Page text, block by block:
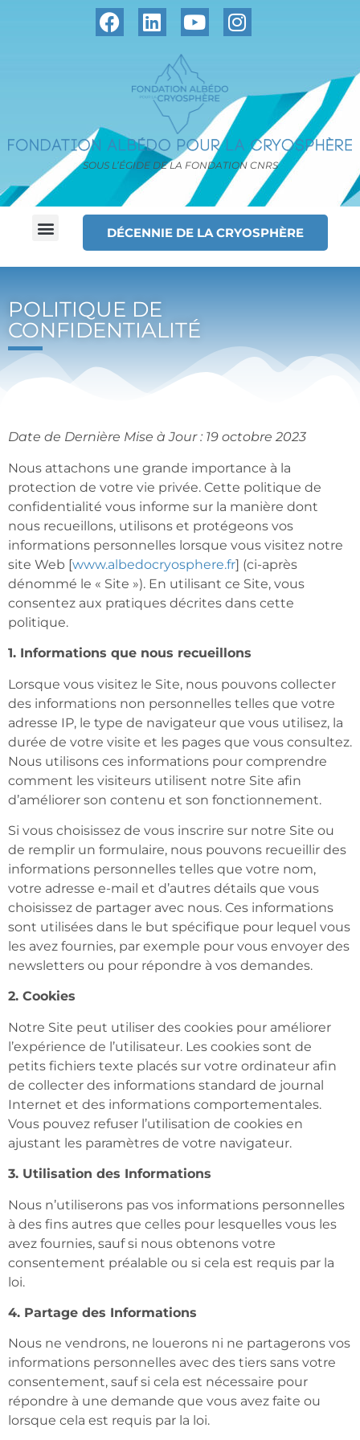
SOUS L’ÉGIDE DE LA FONDATION CNRS
DÉCENNIE DE LA CRYOSPHÈRE
POLITIQUE DE
CONFIDENTIALITÉ
Date de Dernière Mise à Jour : 19 octobre 2023
Nous attachons une grande importance à la
protection de votre vie privée. Cette politique de
confidentialité vous informe sur la manière dont
nous recueillons, utilisons et protégeons vos
informations personnelles lorsque vous visitez notre
site Web [www.albedocryosphere.fr] (ci-après
dénommé le « Site »). En utilisant ce Site, vous
consentez aux pratiques décrites dans cette
politique.
1. Informations que nous recueillons
Lorsque vous visitez le Site, nous pouvons collecter
des informations non personnelles telles que votre
adresse IP, le type de navigateur que vous utilisez, la
durée de votre visite et les pages que vous consultez.
Nous utilisons ces informations pour comprendre
comment les visiteurs utilisent notre Site afin
d’améliorer son contenu et son fonctionnement.
Si vous choisissez de vous inscrire sur notre Site ou
de remplir un formulaire, nous pouvons recueillir des
informations personnelles telles que votre nom,
votre adresse e-mail et d’autres détails que vous
choisissez de partager avec nous. Ces informations
sont utilisées dans le but spécifique pour lequel vous
les avez fournies, par exemple pour vous envoyer des
newsletters ou pour répondre à vos demandes.
2. Cookies
Notre Site peut utiliser des cookies pour améliorer
l’expérience de l’utilisateur. Les cookies sont de
petits fichiers texte placés sur votre ordinateur afin
de collecter des informations standard de journal
Internet et des informations comportementales.
Vous pouvez refuser l’utilisation de cookies en
ajustant les paramètres de votre navigateur.
3. Utilisation des Informations
Nous n’utiliserons pas vos informations personnelles
à des fins autres que celles pour lesquelles vous les
avez fournies, sauf si nous obtenons votre
consentement préalable ou si cela est requis par la
loi.
4. Partage des Informations
Nous ne vendrons, ne louerons ni ne partagerons vos
informations personnelles avec des tiers sans votre
consentement, sauf si cela est nécessaire pour
répondre à une demande que vous avez faite ou
lorsque cela est requis par la loi.